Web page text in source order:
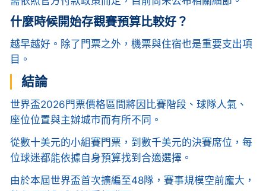
什麼時候開始存觀賽預算比較好？
越早越好。除了門票之外，機票與住宿也是重要支出項
目。
結論
世界盃2026門票價格區間將因比賽階段、球隊人氣、
座位位置與主辦城市而有所不同。
從數十美元的小組賽門票，到數千美元的決賽席位，每
位球迷都能依據自身預算找到合適選擇。
由於本屆世界盃首次擴編至48隊，賽事規模空前龐大，